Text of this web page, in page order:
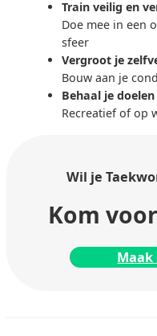
Train veilig en
Doe mee in een
sfeer
Vergroot je
Bouw aan je
Behaal je doelen
Recreatief of op
Wil je
Kom
Maak